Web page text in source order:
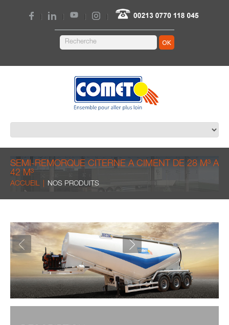
OK
SEMI-REMORQUE CITERNE À CIMENT DE 28 M³ À
42 M³
ACCUEIL NOS PRODUITS